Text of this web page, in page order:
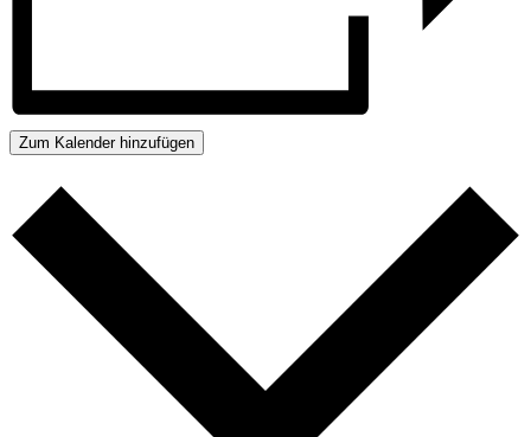
Zum Kalender hinzufügen